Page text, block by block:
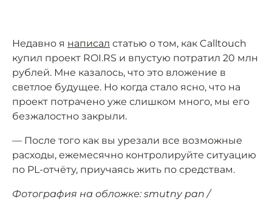
Недавно я написал статью о том, как Calltouch
купил проект ROI.RS и впустую потратил 20 млн
рублей. Мне казалось, что это вложение в
светлое будущее. Но когда стало ясно, что на
проект потрачено уже слишком много, мы его
безжалостно закрыли.
— После того как вы урезали все возможные
расходы, ежемесячно контролируйте ситуацию
по PL-отчёту, приучаясь жить по средствам.
Фотография на обложке: smutny pan /